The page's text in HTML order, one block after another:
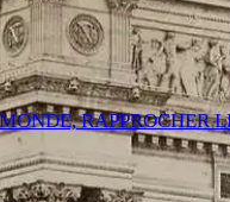
RAPPROCHER